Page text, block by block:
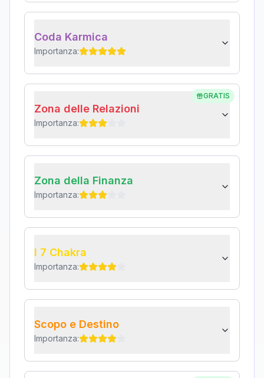
Coda Karmica
Importanza:
GRATIS
Zona delle Relazioni
Importanza:
Zona della Finanza
Importanza:
I 7 Chakra
Importanza:
Scopo e Destino
Importanza: